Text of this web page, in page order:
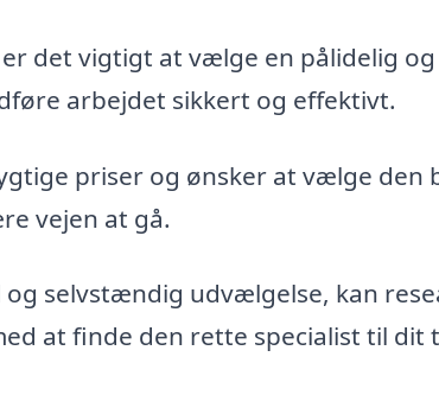
det vigtigt at vælge en pålidelig
arbejdet sikkert og effektivt.
priser og ønsker at vælge den
vejen at gå.
selvstændig udvælgelse, kan
at finde den rette specialist til